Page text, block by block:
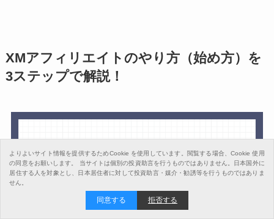
XMアフィリエイトのやり方（始め方）を
3ステップで解説！
よりよいサイト情報を提供するためCookie を使用しています。閲覧する場合、Cookie 使用
の同意をお願いします。
当サイトは個別の投資助言を行うものではありません。日本国外に
居住する人を対象とし、日本居住者に対して投資助言・媒介・勧誘等を行うものではありま
せん。
同意する 拒否する